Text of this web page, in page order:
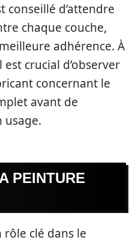
conseillé d’attendre
chaque couche,
adhérence. À
est crucial d’observer
concernant le
avant de
usage.
PEINTURE
clé dans le